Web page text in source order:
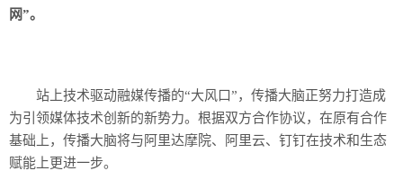
网”。
站上技术驱动融媒传播的“大风口”，传播大脑正努力打造成
为引领媒体技术创新的新势力。根据双方合作协议，在原有合作
基础上，传播大脑将与阿里达摩院、阿里云、钉钉在技术和生态
赋能上更进一步。